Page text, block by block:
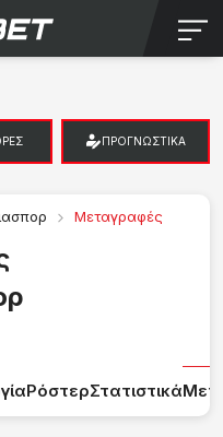
Μεταγραφές
ΡόστερΣτατιστικά
ΠΡΟΓΝΩΣΤΙΚΑ